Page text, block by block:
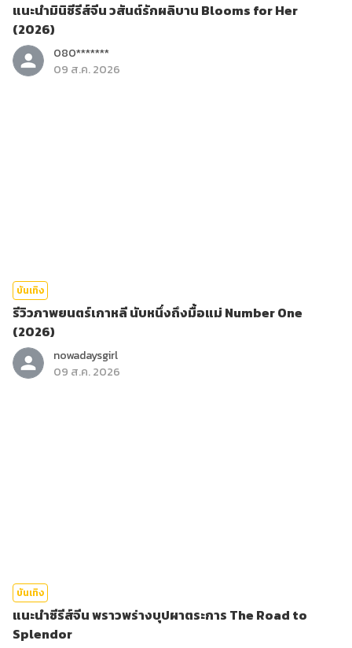
แนะนำมินิซีรีส์จีน วสันต์รักผลิบาน Blooms for Her
(2026)
080*******
09 ส.ค. 2026
บันเทิง
รีวิวภาพยนตร์เกาหลี นับหนึ่งถึงมื้อแม่ Number One
(2026)
nowadaysgirl
09 ส.ค. 2026
บันเทิง
แนะนำซีรีส์จีน พราวพร่างบุปผาตระการ The Road to
Splendor